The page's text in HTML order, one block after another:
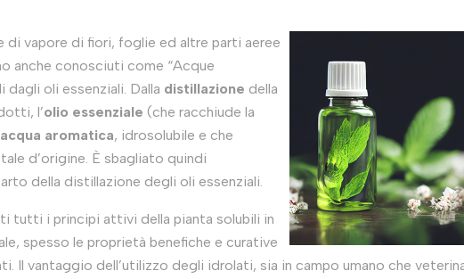
vapore di fiori, foglie ed altre parti aeree
anche conosciuti come “Acque
oli essenziali. Dalla distillazione della
l’olio essenziale (che racchiude la
acqua aromatica, idrosolubile e che
d’origine. È sbagliato quindi
della distillazione degli oli essenziali.
tutti i principi attivi della pianta solubili in
spesso le proprietà benefiche e curative
Il vantaggio dell’utilizzo degli idrolati, sia in campo umano che